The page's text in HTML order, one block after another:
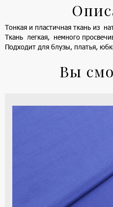
Тонкая и пластичная ткань из
Ткань легкая, немного
Подходит для блузы, платья,
Вы